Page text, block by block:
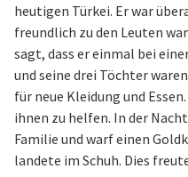
heutigen Türkei. Er war
freundlich zu den Leuten
sagt, dass er einmal bei
und seine drei Töchter
für neue Kleidung und
ihnen zu helfen. In der
Familie und warf einen
landete im Schuh. Dies